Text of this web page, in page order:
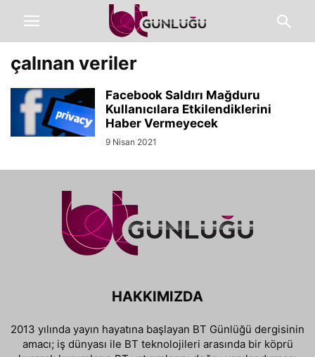
çalınan veriler
Facebook Saldırı Mağduru
Kullanıcılara Etkilendiklerini
Haber Vermeyecek
9 Nisan 2021
HAKKIMIZDA
2013 yılında yayın hayatına başlayan BT Günlüğü dergisinin
amacı; iş dünyası ile BT teknolojileri arasında bir köprü